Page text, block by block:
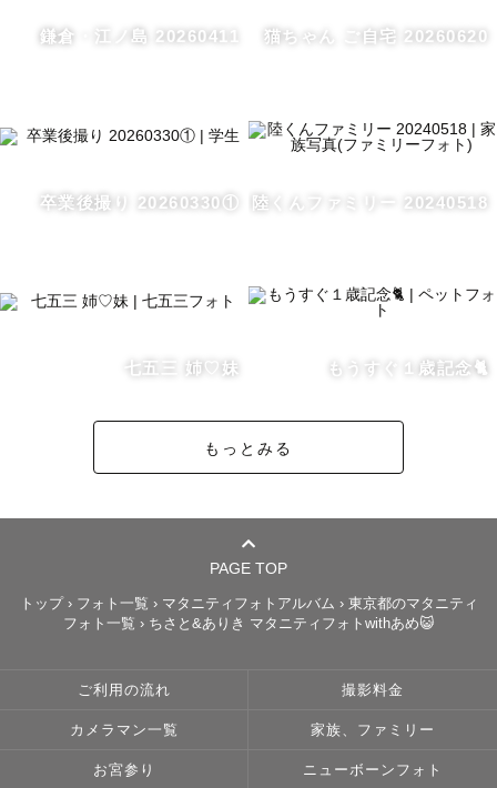
📸撮影方法
そんな方もご安心ください！
大切にしながらも、より素敵な写真にするための
撮影していきます。
自然な一枚を切り撮ります！
Zoomでの打ち合わせも可能です。
「どんな雰囲気で撮りたいか」
「ポーズや衣装のイメージ」
「撮影当日の流れ」など、
📸撮影ジャンル
ウェディング前撮りを専門に撮影していますが、
鎌倉・江ノ島 20260411 猫ちゃん ご自宅 20260620
卒業後撮り 20260330① 陸くんファミリー 20240518
七五三 姉♡妹 もうすぐ１歳記念🐈
もっとみる
PAGE TOP
トップ› フォト一覧 › マタニティフォトアルバム › 東京都のマタニティ
フォト一覧 › ちさと&ありき マタニティフォトwithあめ😺
ご利用の流れ 撮影料金
カメラマン一覧 家族、ファミリー
お宮参り ニューボーンフォト